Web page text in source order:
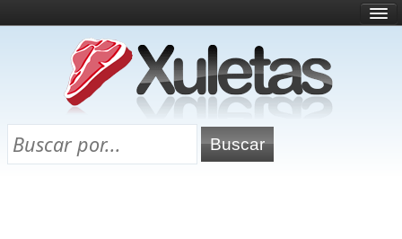
¿Qué es esto?
Directorio
Chuletas para exámenes